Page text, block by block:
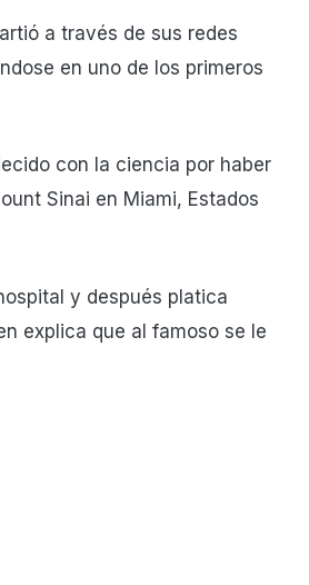
a través de sus redes
en uno de los primeros
con la ciencia por haber
Sinai en Miami, Estados
y después platica
explica que al famoso se le